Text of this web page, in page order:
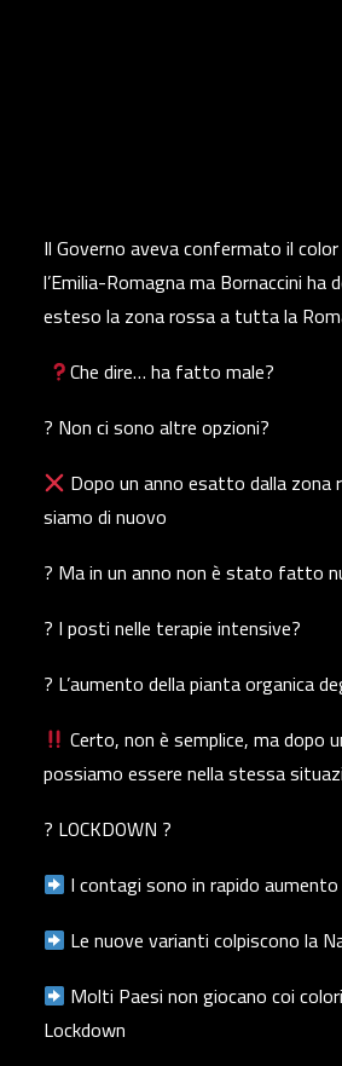
Il Governo aveva confermato il
l’Emilia-Romagna ma Bornaccini ha
esteso la zona rossa a tutta la
Che dire… ha fatto male?
? Non ci sono altre opzioni?
Dopo un anno esatto dalla zona
siamo di nuovo
? Ma in un anno non è stato fatto
? I posti nelle terapie intensive?
? L’aumento della pianta organica
Certo, non è semplice, ma dopo
possiamo essere nella stessa
? LOCKDOWN ?
I contagi sono in rapido aumento
Le nuove varianti colpiscono la
Molti Paesi non giocano coi
Lockdown